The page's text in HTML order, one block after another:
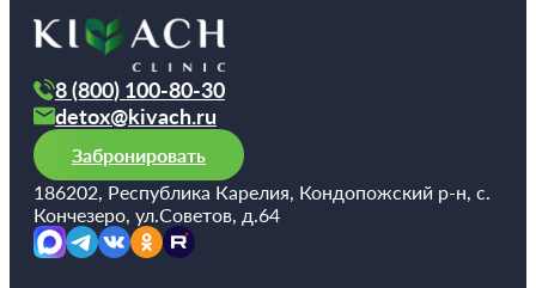
8 (800) 100-80-30
detox@kivach.ru
Забронировать
186202, Республика Карелия, Кондопожский р-н, с.
Кончезеро, ул.Советов, д.64